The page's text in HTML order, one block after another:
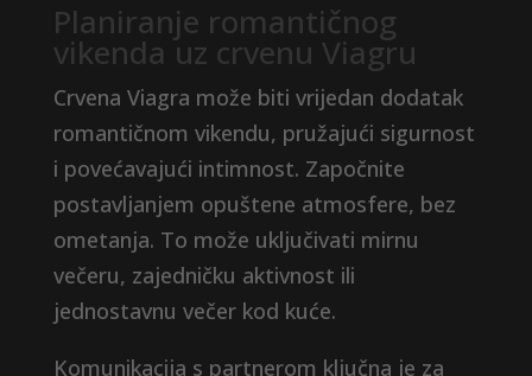
Planiranje romantičnog
vikenda uz crvenu Viagru
Crvena Viagra može biti vrijedan dodatak
romantičnom vikendu, pružajući sigurnost
i povećavajući intimnost. Započnite
postavljanjem opuštene atmosfere, bez
ometanja. To može uključivati ​​mirnu
večeru, zajedničku aktivnost ili
jednostavnu večer kod kuće.
Komunikacija s partnerom ključna je za